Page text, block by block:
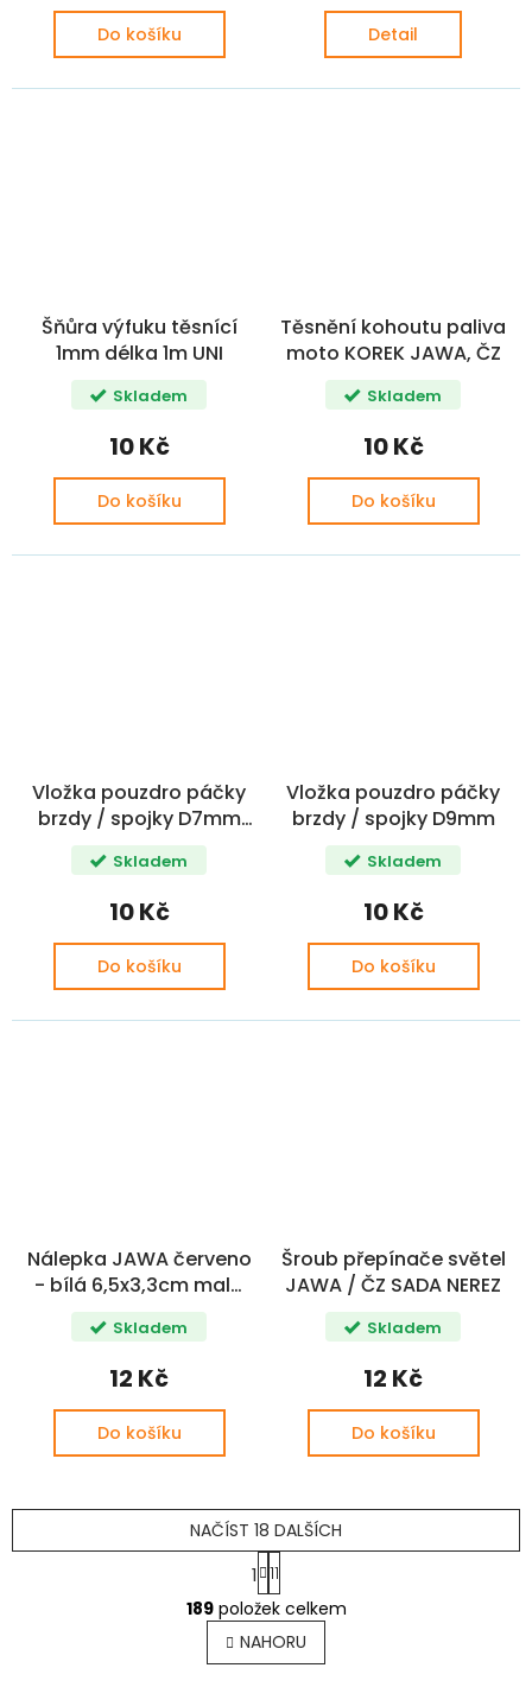
Do košíku Detail
Šňůra výfuku těsnící
1mm délka 1m UNI
Skladem
10 Kč
Do košíku
Těsnění kohoutu paliva
moto KOREK JAWA, ČZ
Skladem
10 Kč
Do košíku
Vložka pouzdro páčky
brzdy / spojky D7mm
JAWA / ČZ
Skladem
10 Kč
Do košíku
Vložka pouzdro páčky
brzdy / spojky D9mm
Skladem
10 Kč
Do košíku
Nálepka JAWA červeno
- bílá 6,5x3,3cm malá
CZ+
Skladem
12 Kč
Do košíku
Šroub přepínače světel
JAWA / ČZ SADA NEREZ
Skladem
12 Kč
Do košíku
O
v
l
á
NAČÍST 18 DALŠÍCH
S
t
r
á
n
k
1 11
189položek celkem
NAHORU